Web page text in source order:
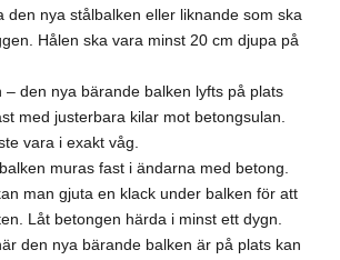
den nya stålbalken eller liknande som ska
Hålen ska vara minst 20 cm djupa på
– den nya bärande balken lyfts på plats
med justerbara kilar mot betongsulan.
vara i exakt våg.
muras fast i ändarna med betong.
man gjuta en klack under balken för att
Låt betongen härda i minst ett dygn.
den nya bärande balken är på plats kan